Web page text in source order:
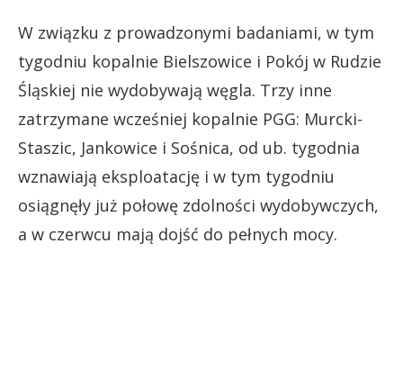
W związku z prowadzonymi badaniami, w tym
tygodniu kopalnie Bielszowice i Pokój w Rudzie
Śląskiej nie wydobywają węgla. Trzy inne
zatrzymane wcześniej kopalnie PGG: Murcki-
Staszic, Jankowice i Sośnica, od ub. tygodnia
wznawiają eksploatację i w tym tygodniu
osiągnęły już połowę zdolności wydobywczych,
a w czerwcu mają dojść do pełnych mocy.